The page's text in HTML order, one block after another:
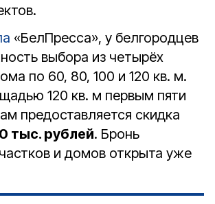
«БелПресса», у белгородцев
выбора из четырёх
по 60, 80, 100 и 120 кв. м.
120 кв. м первым пяти
предоставляется скидка
тыс. рублей. Бронь
и домов открыта уже